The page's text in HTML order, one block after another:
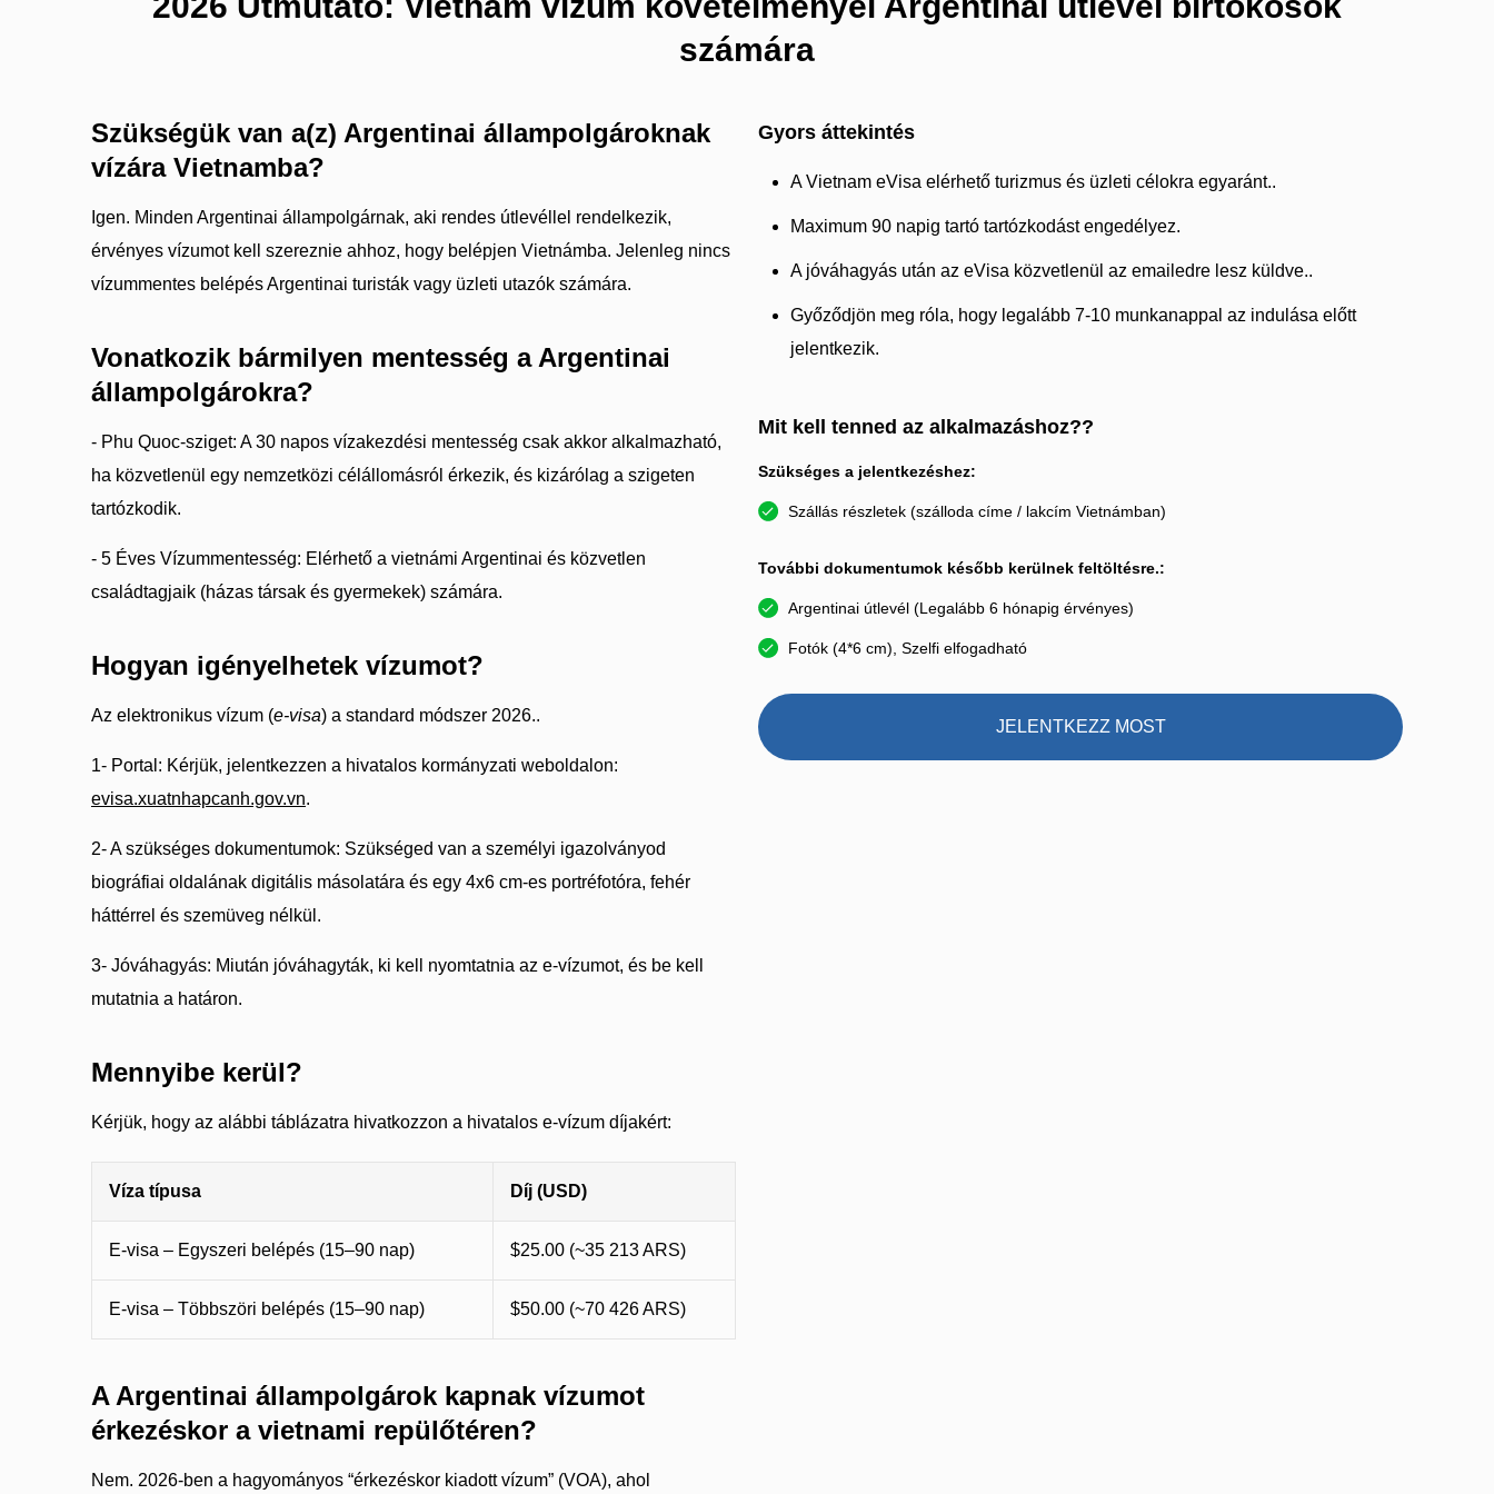
számára
Szükségük van a(z) Argentinai állampolgároknak
vízára Vietnamba?
Igen. Minden Argentinai állampolgárnak, aki rendes útlevéllel rendelkezik,
érvényes vízumot kell szereznie ahhoz, hogy belépjen Vietnámba. Jelenleg nincs
vízummentes belépés Argentinai turisták vagy üzleti utazók számára.
Vonatkozik bármilyen mentesség a Argentinai
állampolgárokra?
- Phu Quoc-sziget: A 30 napos vízakezdési mentesség csak akkor alkalmazható,
ha közvetlenül egy nemzetközi célállomásról érkezik, és kizárólag a szigeten
tartózkodik.
- 5 Éves Vízummentesség: Elérhető a vietnámi Argentinai és közvetlen
családtagjaik (házas társak és gyermekek) számára.
Hogyan igényelhetek vízumot?
Az elektronikus vízum (e-visa) a standard módszer 2026..
1- Portal: Kérjük, jelentkezzen a hivatalos kormányzati weboldalon:
evisa.xuatnhapcanh.gov.vn.
2- A szükséges dokumentumok: Szükséged van a személyi igazolványod
biográfiai oldalának digitális másolatára és egy 4x6 cm-es portréfotóra, fehér
háttérrel és szemüveg nélkül.
3- Jóváhagyás: Miután jóváhagyták, ki kell nyomtatnia az e-vízumot, és be kell
mutatnia a határon.
Mennyibe kerül?
Kérjük, hogy az alábbi táblázatra hivatkozzon a hivatalos e-vízum díjakért:
Víza típusa Díj (USD)
E-visa – Egyszeri belépés (15–90 nap) $25.00 (~35 213 ARS)
E-visa – Többszöri belépés (15–90 nap) $50.00 (~70 426 ARS)
A Argentinai állampolgárok kapnak vízumot
érkezéskor a vietnami repülőtéren?
Nem. 2026-ben a hagyományos “érkezéskor kiadott vízum” (VOA), ahol
Gyors áttekintés
A Vietnam eVisa elérhető turizmus és üzleti célokra egyaránt..
Maximum 90 napig tartó tartózkodást engedélyez.
A jóváhagyás után az eVisa közvetlenül az emailedre lesz küldve..
Győződjön meg róla, hogy legalább 7-10 munkanappal az indulása előtt
jelentkezik.
Mit kell tenned az alkalmazáshoz??
Szükséges a jelentkezéshez:
Szállás részletek (szálloda címe / lakcím Vietnámban)
További dokumentumok később kerülnek feltöltésre.:
Argentinai útlevél (Legalább 6 hónapig érvényes)
Fotók (4*6 cm), Szelfi elfogadható
JELENTKEZZ MOST